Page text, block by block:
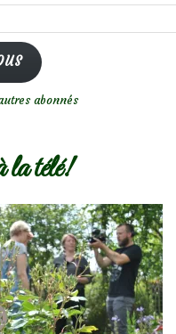
abonnés
télé!